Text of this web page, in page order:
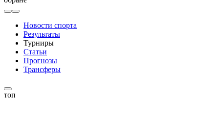
Новости спорта
Результаты
Турниры
Статьи
Прогнозы
Трансферы
топ